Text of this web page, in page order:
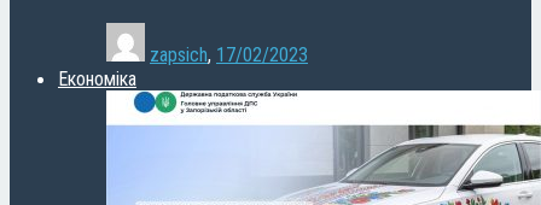
zapsich, 17/02/2023
Економіка